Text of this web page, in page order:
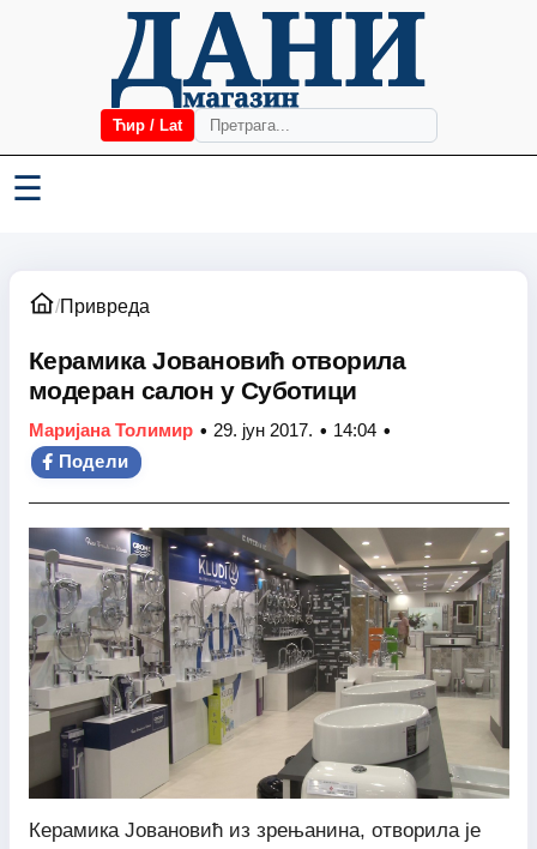
Ћир / Lat
☰
/Привреда
Керамика Јовановић отворила
модеран салон у Суботици
Маријана Толимир • 29. јун 2017. • 14:04 •
Подели
Керамика Јовановић из зрењанина, отворила је